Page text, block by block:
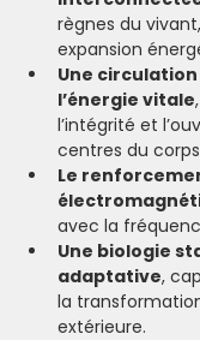
règnes du
expansion
Une
l’énergie vitale
l’intégrité et
centres du
Le
avec la
Une biologie
adaptative,
la
extérieure.